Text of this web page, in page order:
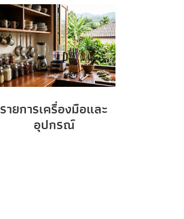
รายการเครื่องมือและ
อุปกรณ์